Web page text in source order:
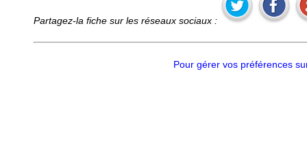
Partagez-la fiche sur les réseaux sociaux :
Pour gérer vos préférences